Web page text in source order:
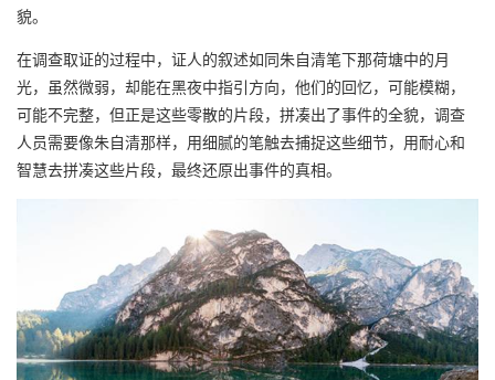
貌。
在调查取证的过程中，证人的叙述如同朱自清笔下那荷塘中的月
光，虽然微弱，却能在黑夜中指引方向，他们的回忆，可能模糊，
可能不完整，但正是这些零散的片段，拼凑出了事件的全貌，调查
人员需要像朱自清那样，用细腻的笔触去捕捉这些细节，用耐心和
智慧去拼凑这些片段，最终还原出事件的真相。